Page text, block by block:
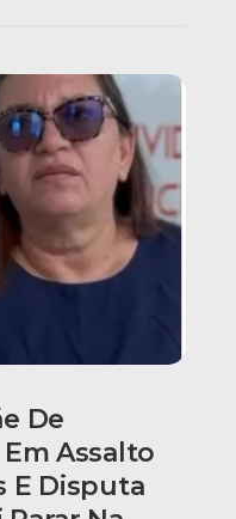
De
Assalto
E Disputa